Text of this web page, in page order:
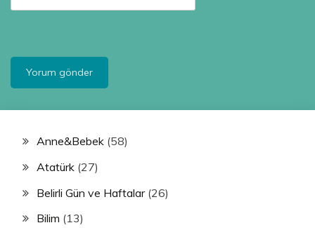
Anne&Bebek (58)
Atatürk (27)
Belirli Gün ve Haftalar(26)
Bilim (13)